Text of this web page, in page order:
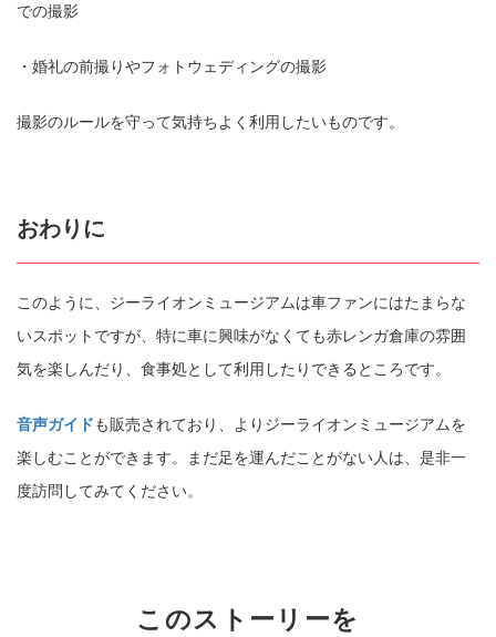
での撮影
・婚礼の前撮りやフォトウェディングの撮影
撮影のルールを守って気持ちよく利用したいものです。
おわりに
このように、ジーライオンミュージアムは車ファンにはたまらな
いスポットですが、特に車に興味がなくても赤レンガ倉庫の雰囲
気を楽しんだり、食事処として利用したりできるところです。
音声ガイドも販売されており、よりジーライオンミュージアムを
楽しむことができます。まだ足を運んだことがない人は、是非一
度訪問してみてください。
このストーリーを